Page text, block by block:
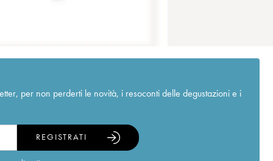
per non perderti le novità, i resoconti delle degustazioni e i
REGISTRATI